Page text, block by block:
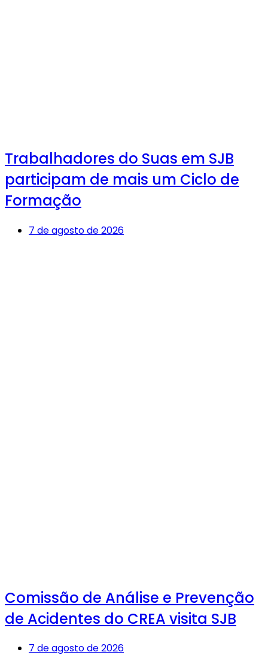
Trabalhadores do Suas em SJB
participam de mais um Ciclo de
Formação
7 de agosto de 2026
Comissão de Análise e Prevenção
de Acidentes do CREA visita SJB
7 de agosto de 2026